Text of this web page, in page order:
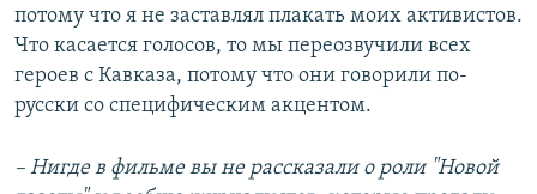
потому что я не заставлял плакать моих активистов.
Что касается голосов, то мы переозвучили всех
героев с Кавказа, потому что они говорили по-
русски со специфическим акцентом.
– Нигде в фильме вы не рассказали о роли "Новой